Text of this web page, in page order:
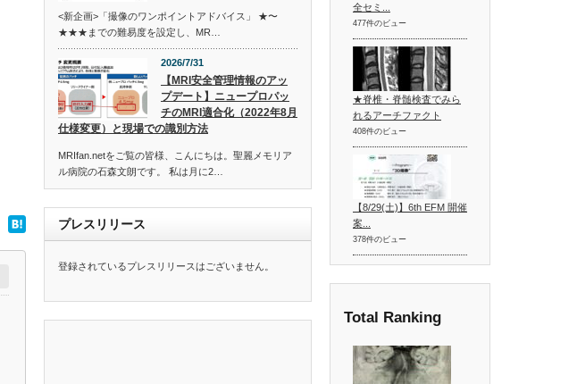
<新企画>「撮像のワンポイントアドバイス」 ★〜
★★★までの難易度を設定し、MR…
2026/7/31
【MRI安全管理情報のアッ
プデート】ニュープロパッ
チのMRI適合化（2022年8月
仕様変更）と現場での識別方法
MRIfan.netをご覧の皆様、こんにちは。聖麗メモリア
ル病院の石森文朗です。 私は月に2…
プレスリリース
登録されているプレスリリースはございません。
全セミ...
477件のビュー
★脊椎・脊髄検査でみら
れるアーチファクト
408件のビュー
【8/29(土)】6th EFM 開催
案...
378件のビュー
Total Ranking